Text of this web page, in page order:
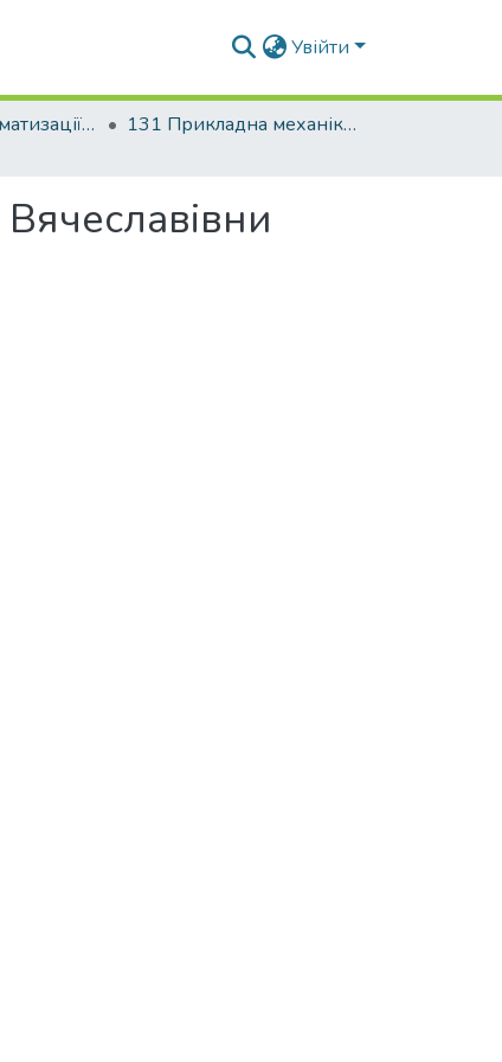
Увійти
Факультет автоматизації і інформаційних технологій
131 Прикладна механіка. Інженерія логістичних систем